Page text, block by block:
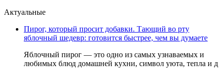
Актуальные
Пирог, который просит добавки. Тающий во рту
яблочный шедевр: готовится быстрее, чем вы думаете
Яблочный пирог — это одно из самых узнаваемых и
любимых блюд домашней кухни, символ уюта, тепла и д